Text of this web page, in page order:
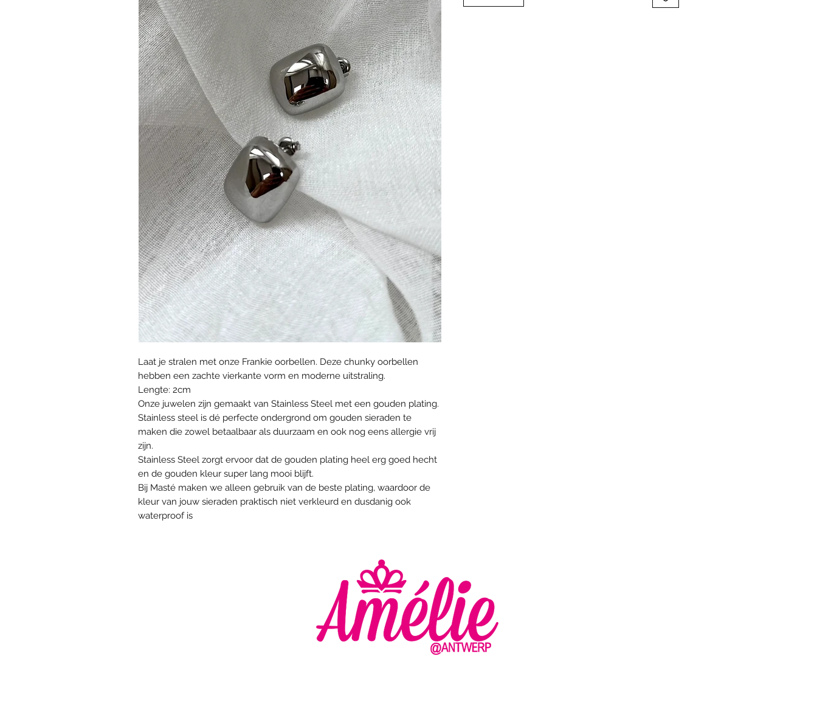
Laat je stralen met onze Frankie oorbellen. Deze chunky oorbellen
hebben een zachte vierkante vorm en moderne uitstraling.
Lengte: 2cm
Onze juwelen zijn gemaakt van Stainless Steel met een gouden plating.
Stainless steel is dé perfecte ondergrond om gouden sieraden te
maken die zowel betaalbaar als duurzaam en ook nog eens allergie vrij
zijn.
Stainless Steel zorgt ervoor dat de gouden plating heel erg goed hecht
en de gouden kleur super lang mooi blijft.
Bij Masté maken we alleen gebruik van de beste plating, waardoor de
kleur van jouw sieraden praktisch niet verkleurd en dusdanig ook
waterproof is